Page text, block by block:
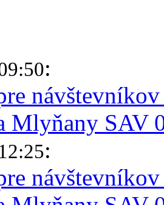
:
Mlyňany SAV
: